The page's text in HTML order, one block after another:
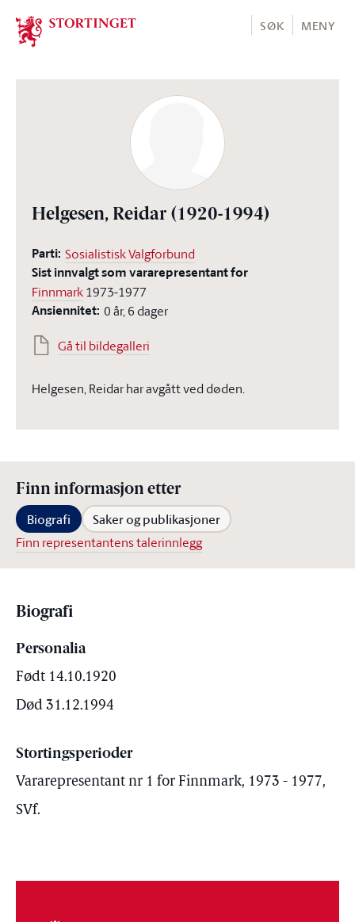
Stortinget.no
SØK MENY
Helgesen, Reidar (1920-1994)
Parti: Sosialistisk Valgforbund
Sist innvalgt som vararepresentant for
Finnmark1973-1977
Ansiennitet: 0 år, 6 dager
Gå til bildegalleri
Helgesen, Reidar har avgått ved døden.
Finn informasjon etter
Biografi Saker og publikasjoner
Finn representantens talerinnlegg
Biografi
Personalia
Født 14.10.1920
Død 31.12.1994
Stortingsperioder
Vararepresentant nr 1 for Finnmark, 1973 - 1977,
SVf.